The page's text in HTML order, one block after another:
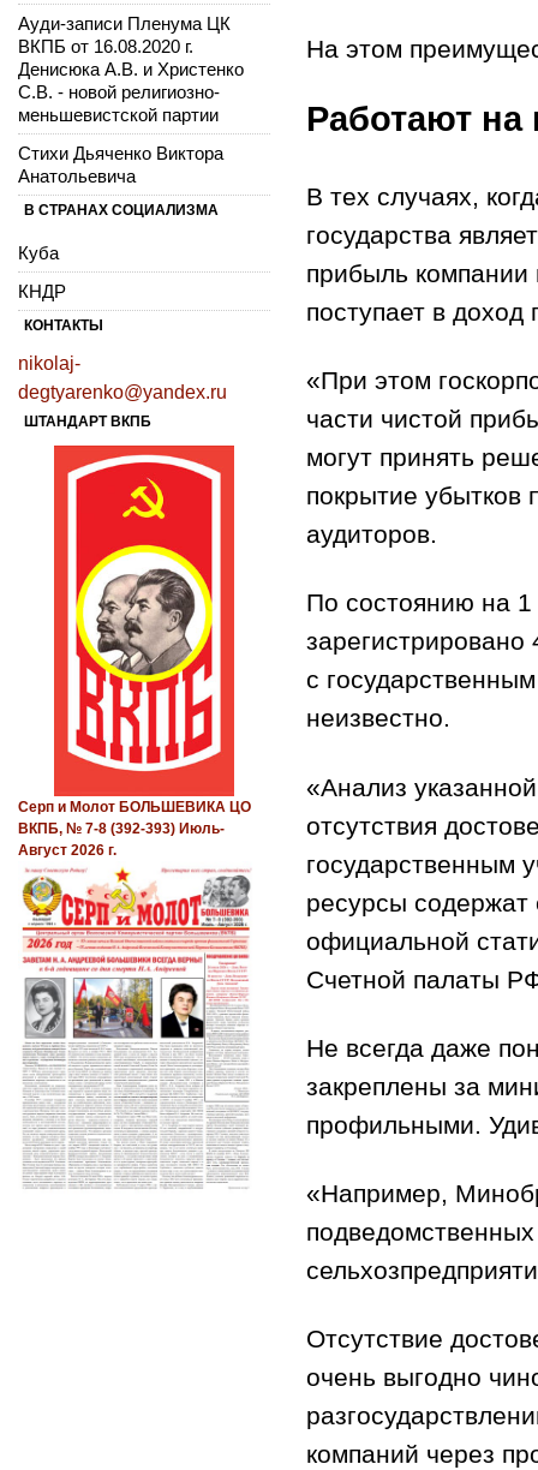
На этом
Работают
В тех случаях,
государства
прибыль
поступает в доход
«При этом
части чистой
могут принять
покрытие убытков
аудиторов.
По состоянию на
с
неизвестно.
«Анализ
отсутствия
государственным
ресурсы содержат
официальной
Счетной палаты
Не всегда даже
закреплены за
профильными.
«Например,
Отсутствие
очень выгодно
компаний через
Ауди-записи Пленума ЦК
ВКПБ от 16.08.2020 г.
Денисюка А.В. и Христенко
С.В. - новой религиозно-
меньшевистской партии
Стихи Дьяченко Виктора
Анатольевича
В СТРАНАХ СОЦИАЛИЗМА
Куба
КНДР
КОНТАКТЫ
nikolaj-
degtyarenko@yandex.ru
ШТАНДАРТ ВКПБ
Серп и Молот БОЛЬШЕВИКА ЦО
ВКПБ, № 7-8 (392-393) Июль-
Август 2026 г.